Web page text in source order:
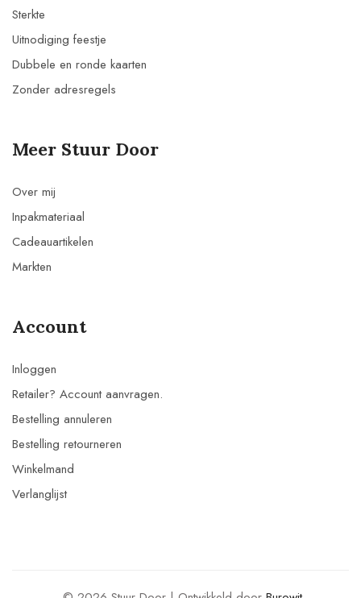
Sterkte
Uitnodiging feestje
Dubbele en ronde kaarten
Zonder adresregels
Meer Stuur Door
Over mij
Inpakmateriaal
Cadeauartikelen
Markten
Account
Inloggen
Retailer? Account aanvragen.
Bestelling annuleren
Bestelling retourneren
Winkelmand
Verlanglijst